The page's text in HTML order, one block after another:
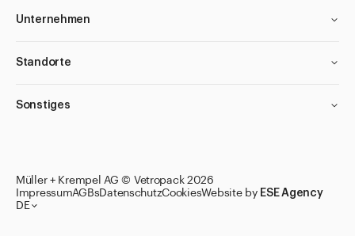
Unternehmen
Standorte
Sonstiges
Müller + Krempel AG © Vetropack 2026
ImpressumAGBsDatenschutzCookiesWebsite by ESE Agency
DE